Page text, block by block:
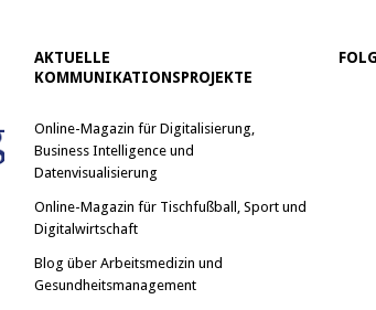
AKTUELLE
KOMMUNIKATIONSPROJEKTE
Online-Magazin für Digitalisierung,
Business Intelligence und
Datenvisualisierung
Online-Magazin für Tischfußball, Sport und
Digitalwirtschaft
Blog über Arbeitsmedizin und
Gesundheitsmanagement